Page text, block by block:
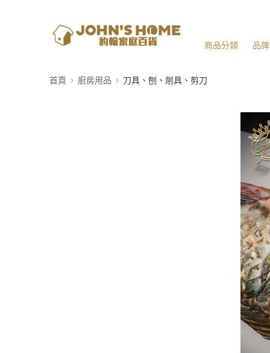
商品分類 品
首頁 廚房用品 刀具、刨、削具、剪刀